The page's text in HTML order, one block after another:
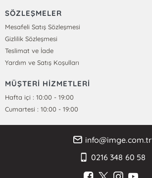
SÖZLEŞMELER
Mesafeli Satış Sözleşmesi
Gizlilik Sözleşmesi
Teslimat ve İade
Yardım ve Satış Koşulları
MÜŞTERİ HİZMETLERİ
Hafta içi : 10:00 - 19:00
Cumartesi : 10:00 - 19:00
info@imge.com.tr
0216 348 60 58